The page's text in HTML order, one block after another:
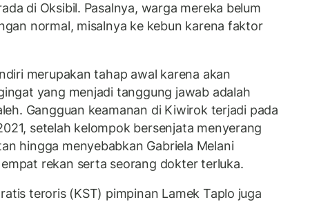
di Oksibil. Pasalnya, warga mereka belum
normal, misalnya ke kebun karena faktor
merupakan tahap awal karena akan
yang menjadi tanggung jawab adalah
Gangguan keamanan di Kiwirok terjadi pada
setelah kelompok bersenjata menyerang
hingga menyebabkan Gabriela Melani
rekan serta seorang dokter terluka.
teroris (KST) pimpinan Lamek Taplo juga